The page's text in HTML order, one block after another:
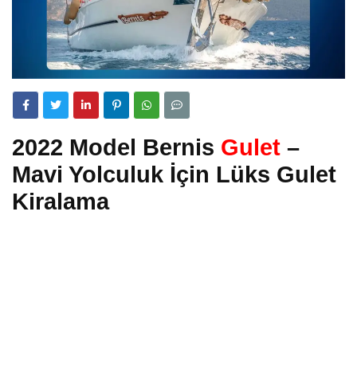
2022 Model Bernis Gulet –
Mavi Yolculuk İçin Lüks Gulet
Kiralama